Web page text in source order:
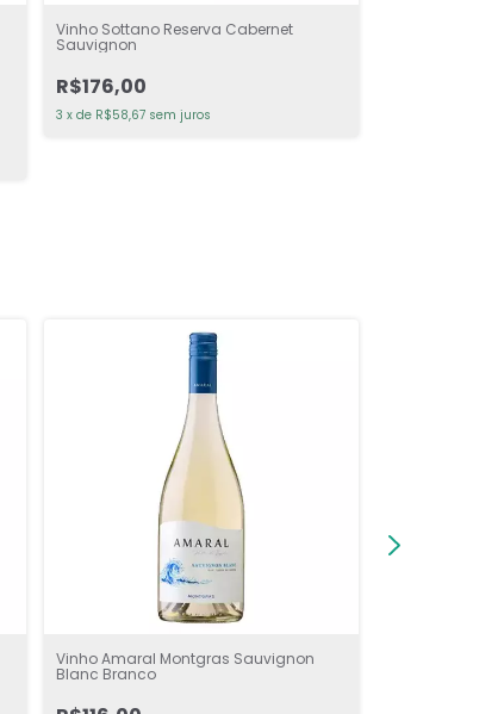
Vinho Sottano Reserva Cabernet
Sauvignon
R$176,00
3 x de R$58,67 sem juros
Vinho Amaral Montgras Sauvignon
Blanc Branco